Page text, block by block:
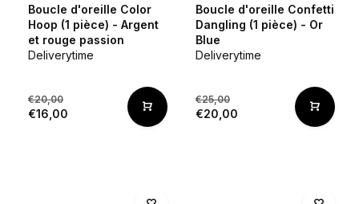
Boucle d'oreille Color
Hoop (1 pièce) - Argent
et rouge passion
Deliverytime
€20,00
€16,00
Boucle d'oreille Confetti
Dangling (1 pièce) - Or
Blue
Deliverytime
€25,00
€20,00